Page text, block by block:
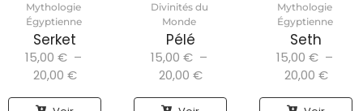
Mythologie
Égyptienne
Serket
15,00 € –
20,00 €
Divinités du
Monde
Pélé
15,00 € –
20,00 €
Mythologie
Égyptienne
Seth
15,00 € –
20,00 €